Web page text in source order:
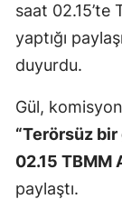
saat 02.15’te
yaptığı
duyurdu.
Gül,
“Terörsüz
02.15 TBMM
paylaştı.